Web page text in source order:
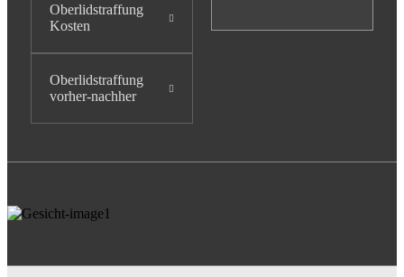
Oberlidstraffung
Kosten
Oberlidstraffung
vorher-nachher